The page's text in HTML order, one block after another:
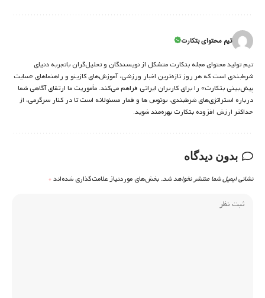
تیم محتوای بتکارت
تیم تولید محتوای مجله بتکارت متشکل از نویسندگان و تحلیل‌گران باتجربه دنیای
شرط‌بندی است که هر روز تازه‌ترین اخبار ورزشی، آموزش‌های کازینو و راهنماهای «سایت
پیش‌بینی بتکارت» را برای کاربران ایرانی فراهم می‌کند. مأموریت ما ارتقای آگاهی شما
درباره استراتژی‌های شرطبندی، بونوس ها و قمار مسئولانه است تا در کنار سرگرمی، از
حداکثر ارزش افزوده بتکارت بهره‌مند شوید.
بدون دیدگاه
نشانی ایمیل شما منتشر نخواهد شد. بخش‌های موردنیاز علامت‌گذاری شده‌اند*